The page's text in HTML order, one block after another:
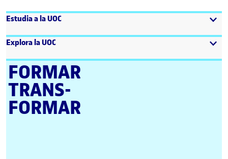
Estudia a la UOC
Explora la UOC
FORMAR
TRANS­
FORMAR